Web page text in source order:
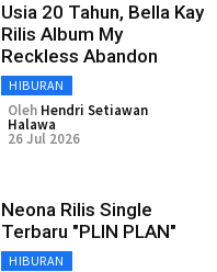
Usia 20 Tahun, Bella Kay
Rilis Album My
Reckless Abandon
HIBURAN
Oleh Hendri Setiawan
Halawa
26 Jul 2026
Neona Rilis Single
Terbaru "PLIN PLAN"
HIBURAN